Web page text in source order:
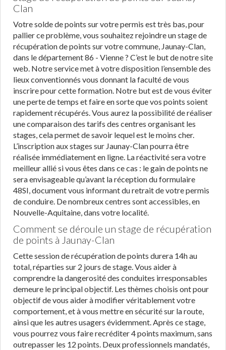
Clan
Votre solde de points sur votre permis est très bas, pour
pallier ce problème, vous souhaitez rejoindre un stage de
récupération de points sur votre commune, Jaunay-Clan,
dans le département 86 - Vienne ? C’est le but de notre site
web. Notre service met à votre disposition l’ensemble des
lieux conventionnés vous donnant la faculté de vous
inscrire pour cette formation. Notre but est de vous éviter
une perte de temps et faire en sorte que vos points soient
rapidement récupérés. Vous aurez la possibilité de réaliser
une comparaison des tarifs des centres organisant les
stages, cela permet de savoir lequel est le moins cher.
L’inscription aux stages sur Jaunay-Clan pourra être
réalisée immédiatement en ligne. La réactivité sera votre
meilleur allié si vous êtes dans ce cas : le gain de points ne
sera envisageable qu’avant la réception du formulaire
48SI, document vous informant du retrait de votre permis
de conduire. De nombreux centres sont accessibles, en
Nouvelle-Aquitaine, dans votre localité.
Comment se déroule un stage de récupération
de points à Jaunay-Clan
Cette session de récupération de points durera 14h au
total, réparties sur 2 jours de stage. Vous aider à
comprendre la dangerosité des conduites irresponsables
demeure le principal objectif. Les thèmes choisis ont pour
objectif de vous aider à modifier véritablement votre
comportement, et à vous mettre en sécurité sur la route,
ainsi que les autres usagers évidemment. Après ce stage,
vous pourrez vous faire recréditer 4 points maximum, sans
outrepasser les 12 points. Deux professionnels mandatés,